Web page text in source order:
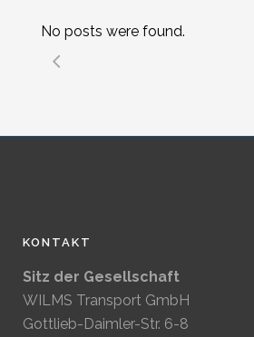
No posts were found.
KONTAKT
Sitz der Gesellschaft
WILMS Transport GmbH
Gottlieb-Daimler-Str. 6-8